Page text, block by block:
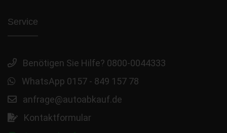
Service
Benötigen Sie Hilfe? 0800-0044333
WhatsApp 0157 - 849 157 78
anfrage@autoabkauf.de
Kontaktformular